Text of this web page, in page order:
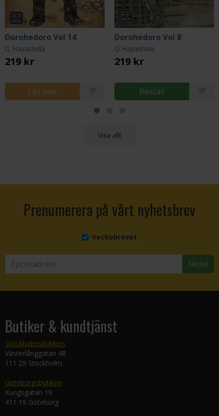
Dorohedoro Vol 14
Q Hayashida
219 kr
Läs mer
Dorohedoro Vol 8
Q Hayashida
219 kr
Beställ
Visa allt
Prenumerera på vårt nyhetsbrev
Veckobrevet
Skicka
Butiker & kundtjänst
Stockholmsbutiken
Västerlånggatan 48
111 29 Stockholm
Göteborgsbutiken
Kungsgatan 19
411 19 Göteborg